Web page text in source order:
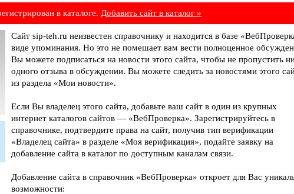
в каталоге. Добавить сайт в каталог »
Сайт sip-teh.ru неизвестен справочнику и находится в базе
виде упоминания. Но это не помешает вам вести полноценное
Вы можете подписаться на новости этого сайта, чтобы не пропустить
одного отзыва в обсуждении. Вы можете следить за новостями этого
из раздела «Мои новости».
Если Вы владелец этого сайта, добавьте ваш сайт в один из крупных
интернет каталогов сайтов — «ВебПроверка». Зарегистрируйтесь в
справочнике, подтвердите права на сайт, получив тип верификации
«Владелец сайта» в разделе «Моя верификация», подайте заявку на
добавление сайта в каталог по доступным каналам связи.
Добавление сайта в справочник «ВебПроверка» откроет для Вас
возможности: